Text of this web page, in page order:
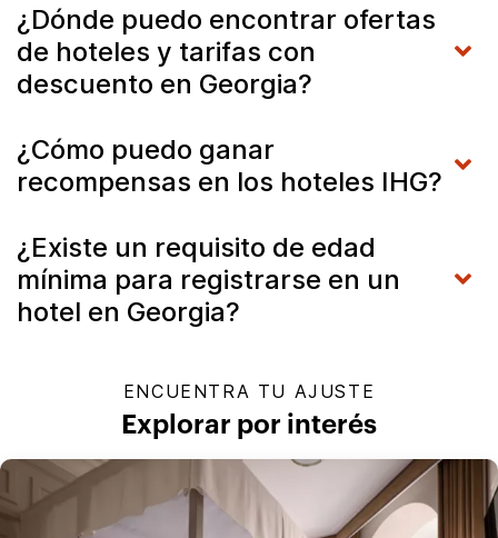
¿Dónde puedo encontrar ofertas
de hoteles y tarifas con
descuento en Georgia?
¿Cómo puedo ganar
recompensas en los hoteles IHG?
¿Existe un requisito de edad
mínima para registrarse en un
hotel en Georgia?
ENCUENTRA TU AJUSTE
Explorar por interés